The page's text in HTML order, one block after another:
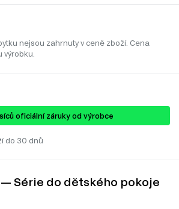
nejsou zahrnuty v ceně zboží. Cena
výrobku.
oficiální záruky od výrobce
do 30 dnů
Série do dětského pokoje